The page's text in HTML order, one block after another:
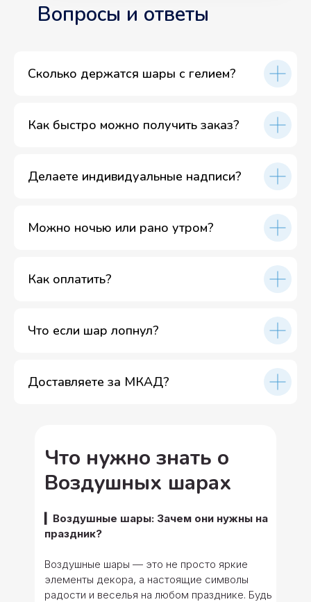
Вопросы и ответы
Сколько держатся шары с гелием?
Как быстро можно получить заказ?
Делаете индивидуальные надписи?
Можно ночью или рано утром?
Как оплатить?
Что если шар лопнул?
Доставляете за МКАД?
Что нужно знать о
Воздушных шарах
▎Воздушные шары: Зачем они нужны на
праздник?
Воздушные шары — это не просто яркие
элементы декора, а настоящие символы
радости и веселья на любом празднике. Будь